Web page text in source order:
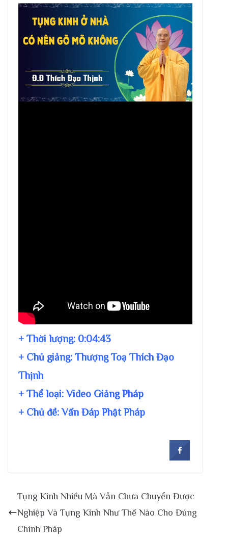
+ Thời lượng: 0:04:43
+ Chủ giảng: Thượng Toạ Thích Đạo
Thịnh
+ Thể loại: Video Giảng Pháp
+ Chủ đề:Vấn Đáp Phật Pháp
Tụng Kinh Nhiều Mà Vẫn Chưa Chuyển Được
Nghiệp Và Tụng Kinh Như Thế Nào Cho Đúng
Chính Pháp